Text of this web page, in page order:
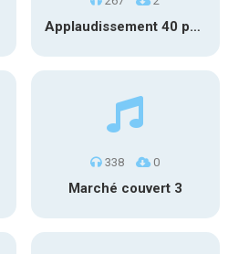
Applaudissement 40 pers. 5
338 0
Marché couvert 3